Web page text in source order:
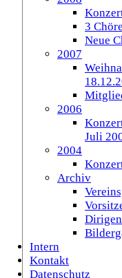
3
Neue
2007
2006
Juli
2004
Archiv
Intern
Kontakt
Datenschutz